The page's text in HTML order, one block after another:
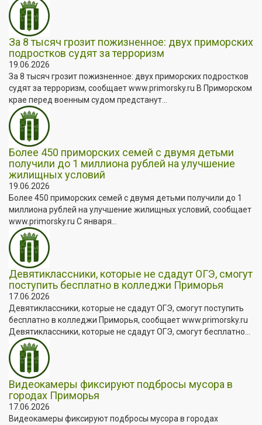
За 8 тысяч грозит пожизненное: двух приморских
подростков судят за терроризм
19.06.2026
За 8 тысяч грозит пожизненное: двух приморских подростков
судят за терроризм, сообщает www.primorsky.ru В Приморском
крае перед военным судом предстанут...
Более 450 приморских семей с двумя детьми
получили до 1 миллиона рублей на улучшение
жилищных условий
19.06.2026
Более 450 приморских семей с двумя детьми получили до 1
миллиона рублей на улучшение жилищных условий, сообщает
www.primorsky.ru С января...
Девятиклассники, которые не сдадут ОГЭ, смогут
поступить бесплатно в колледжи Приморья
17.06.2026
Девятиклассники, которые не сдадут ОГЭ, смогут поступить
бесплатно в колледжи Приморья, сообщает www.primorsky.ru
Девятиклассники, которые не сдадут ОГЭ, смогут бесплатно...
Видеокамеры фиксируют подбросы мусора в
городах Приморья
17.06.2026
Видеокамеры фиксируют подбросы мусора в городах